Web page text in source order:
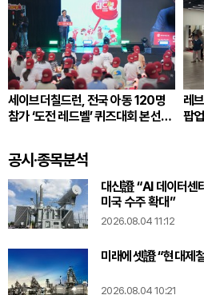
세이브더칠드런, 전국 아동 120명
참가 ‘도전 레드벨’ 퀴즈대회 본선
레
팝
공시·종목분석
대신證 “AI 데이터센
미국 수주 확대”
2026.08.04 11:12
미래에셋證 “현대제
2026.08.04 10:21